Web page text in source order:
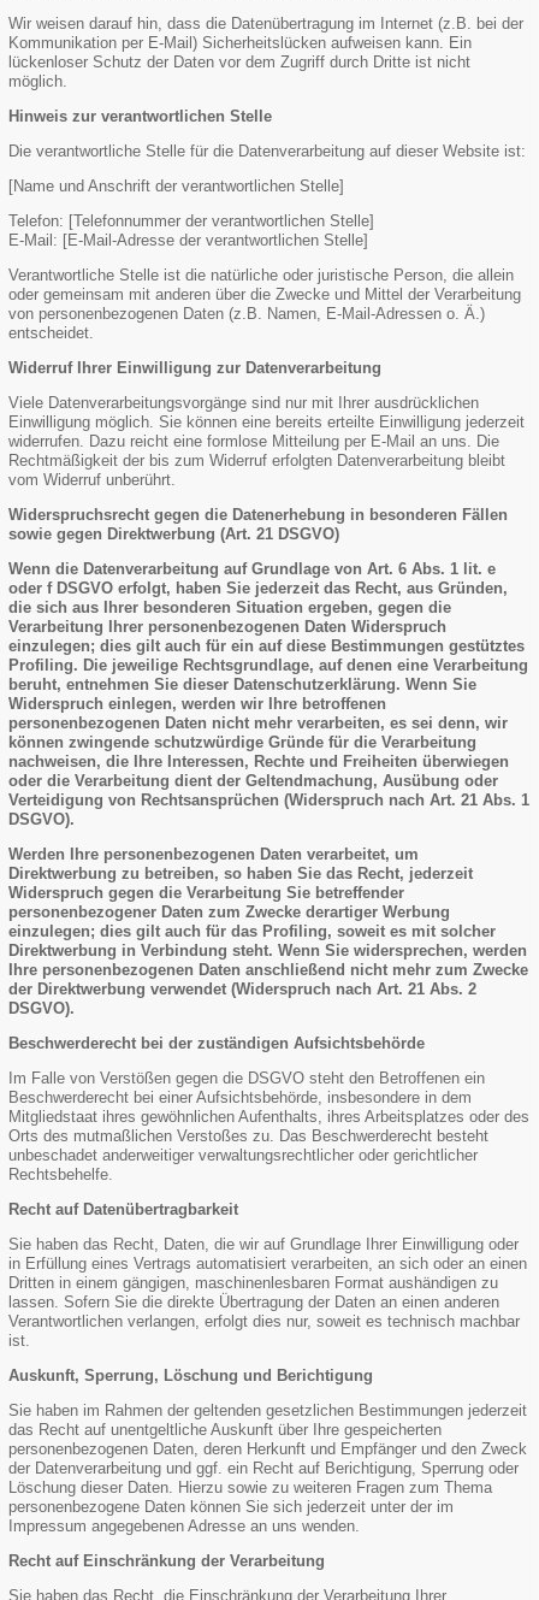
Wir weisen darauf hin, dass die Datenübertragung im Internet (z.B. bei der
Kommunikation per E-Mail) Sicherheitslücken aufweisen kann. Ein
lückenloser Schutz der Daten vor dem Zugriff durch Dritte ist nicht
möglich.
Hinweis zur verantwortlichen Stelle
Die verantwortliche Stelle für die Datenverarbeitung auf dieser Website ist:
[Name und Anschrift der verantwortlichen Stelle]
Telefon: [Telefonnummer der verantwortlichen Stelle]
E-Mail: [E-Mail-Adresse der verantwortlichen Stelle]
Verantwortliche Stelle ist die natürliche oder juristische Person, die allein
oder gemeinsam mit anderen über die Zwecke und Mittel der Verarbeitung
von personenbezogenen Daten (z.B. Namen, E-Mail-Adressen o. Ä.)
entscheidet.
Widerruf Ihrer Einwilligung zur Datenverarbeitung
Viele Datenverarbeitungsvorgänge sind nur mit Ihrer ausdrücklichen
Einwilligung möglich. Sie können eine bereits erteilte Einwilligung jederzeit
widerrufen. Dazu reicht eine formlose Mitteilung per E-Mail an uns. Die
Rechtmäßigkeit der bis zum Widerruf erfolgten Datenverarbeitung bleibt
vom Widerruf unberührt.
Widerspruchsrecht gegen die Datenerhebung in besonderen Fällen
sowie gegen Direktwerbung (Art. 21 DSGVO)
Wenn die Datenverarbeitung auf Grundlage von Art. 6 Abs. 1 lit. e
oder f DSGVO erfolgt, haben Sie jederzeit das Recht, aus Gründen,
die sich aus Ihrer besonderen Situation ergeben, gegen die
Verarbeitung Ihrer personenbezogenen Daten Widerspruch
einzulegen; dies gilt auch für ein auf diese Bestimmungen gestütztes
Profiling. Die jeweilige Rechtsgrundlage, auf denen eine Verarbeitung
beruht, entnehmen Sie dieser Datenschutzerklärung. Wenn Sie
Widerspruch einlegen, werden wir Ihre betroffenen
personenbezogenen Daten nicht mehr verarbeiten, es sei denn, wir
können zwingende schutzwürdige Gründe für die Verarbeitung
nachweisen, die Ihre Interessen, Rechte und Freiheiten überwiegen
oder die Verarbeitung dient der Geltendmachung, Ausübung oder
Verteidigung von Rechtsansprüchen (Widerspruch nach Art. 21 Abs. 1
DSGVO).
Werden Ihre personenbezogenen Daten verarbeitet, um
Direktwerbung zu betreiben, so haben Sie das Recht, jederzeit
Widerspruch gegen die Verarbeitung Sie betreffender
personenbezogener Daten zum Zwecke derartiger Werbung
einzulegen; dies gilt auch für das Profiling, soweit es mit solcher
Direktwerbung in Verbindung steht. Wenn Sie widersprechen, werden
Ihre personenbezogenen Daten anschließend nicht mehr zum Zwecke
der Direktwerbung verwendet (Widerspruch nach Art. 21 Abs. 2
DSGVO).
Beschwerderecht bei der zuständigen Aufsichtsbehörde
Im Falle von Verstößen gegen die DSGVO steht den Betroffenen ein
Beschwerderecht bei einer Aufsichtsbehörde, insbesondere in dem
Mitgliedstaat ihres gewöhnlichen Aufenthalts, ihres Arbeitsplatzes oder des
Orts des mutmaßlichen Verstoßes zu. Das Beschwerderecht besteht
unbeschadet anderweitiger verwaltungsrechtlicher oder gerichtlicher
Rechtsbehelfe.
Recht auf Datenübertragbarkeit
Sie haben das Recht, Daten, die wir auf Grundlage Ihrer Einwilligung oder
in Erfüllung eines Vertrags automatisiert verarbeiten, an sich oder an einen
Dritten in einem gängigen, maschinenlesbaren Format aushändigen zu
lassen. Sofern Sie die direkte Übertragung der Daten an einen anderen
Verantwortlichen verlangen, erfolgt dies nur, soweit es technisch machbar
ist.
Auskunft, Sperrung, Löschung und Berichtigung
Sie haben im Rahmen der geltenden gesetzlichen Bestimmungen jederzeit
das Recht auf unentgeltliche Auskunft über Ihre gespeicherten
personenbezogenen Daten, deren Herkunft und Empfänger und den Zweck
der Datenverarbeitung und ggf. ein Recht auf Berichtigung, Sperrung oder
Löschung dieser Daten. Hierzu sowie zu weiteren Fragen zum Thema
personenbezogene Daten können Sie sich jederzeit unter der im
Impressum angegebenen Adresse an uns wenden.
Recht auf Einschränkung der Verarbeitung
Sie haben das Recht, die Einschränkung der Verarbeitung Ihrer